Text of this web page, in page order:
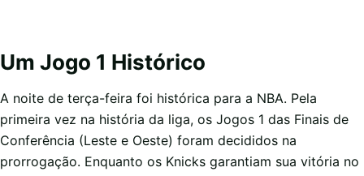
Um Jogo 1 Histórico
A noite de terça-feira foi histórica para a NBA. Pela
primeira vez na história da liga, os Jogos 1 das Finais de
Conferência (Leste e Oeste) foram decididos na
prorrogação. Enquanto os Knicks garantiam sua vitória no